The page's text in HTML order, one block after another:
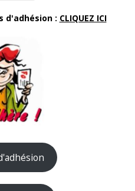
d'adhésion : CLIQUEZ ICI